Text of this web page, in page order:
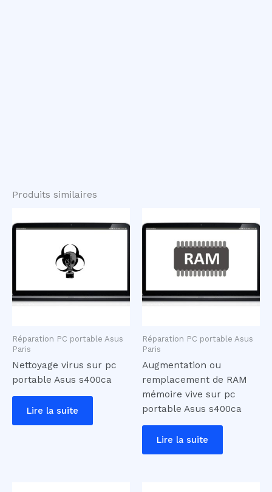
Produits similaires
Réparation PC portable Asus
Paris
Nettoyage virus sur pc
portable Asus s400ca
Lire la suite
Réparation PC portable Asus
Paris
Augmentation ou
remplacement de RAM
mémoire vive sur pc
portable Asus s400ca
Lire la suite